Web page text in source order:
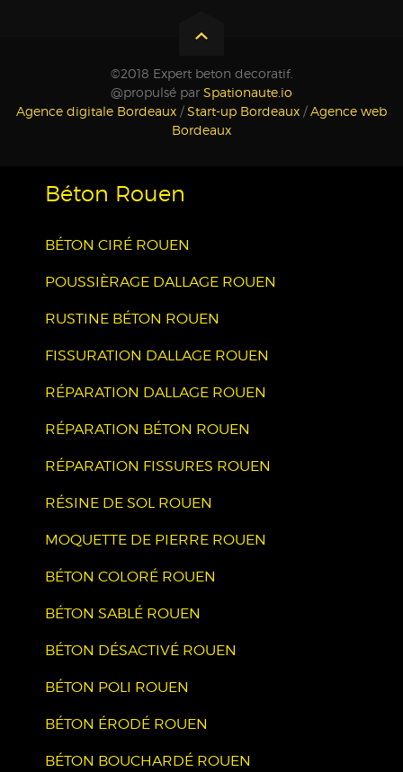
©2018 Expert beton decoratif.
@propulsé par Spationaute.io
Agence digitale Bordeaux /Start-up Bordeaux /Agence web
Bordeaux
Béton Rouen
BÉTON CIRÉ ROUEN
POUSSIÈRAGE DALLAGE ROUEN
RUSTINE BÉTON ROUEN
FISSURATION DALLAGE ROUEN
RÉPARATION DALLAGE ROUEN
RÉPARATION BÉTON ROUEN
RÉPARATION FISSURES ROUEN
RÉSINE DE SOL ROUEN
MOQUETTE DE PIERRE ROUEN
BÉTON COLORÉ ROUEN
BÉTON SABLÉ ROUEN
BÉTON DÉSACTIVÉ ROUEN
BÉTON POLI ROUEN
BÉTON ÉRODÉ ROUEN
BÉTON BOUCHARDÉ ROUEN